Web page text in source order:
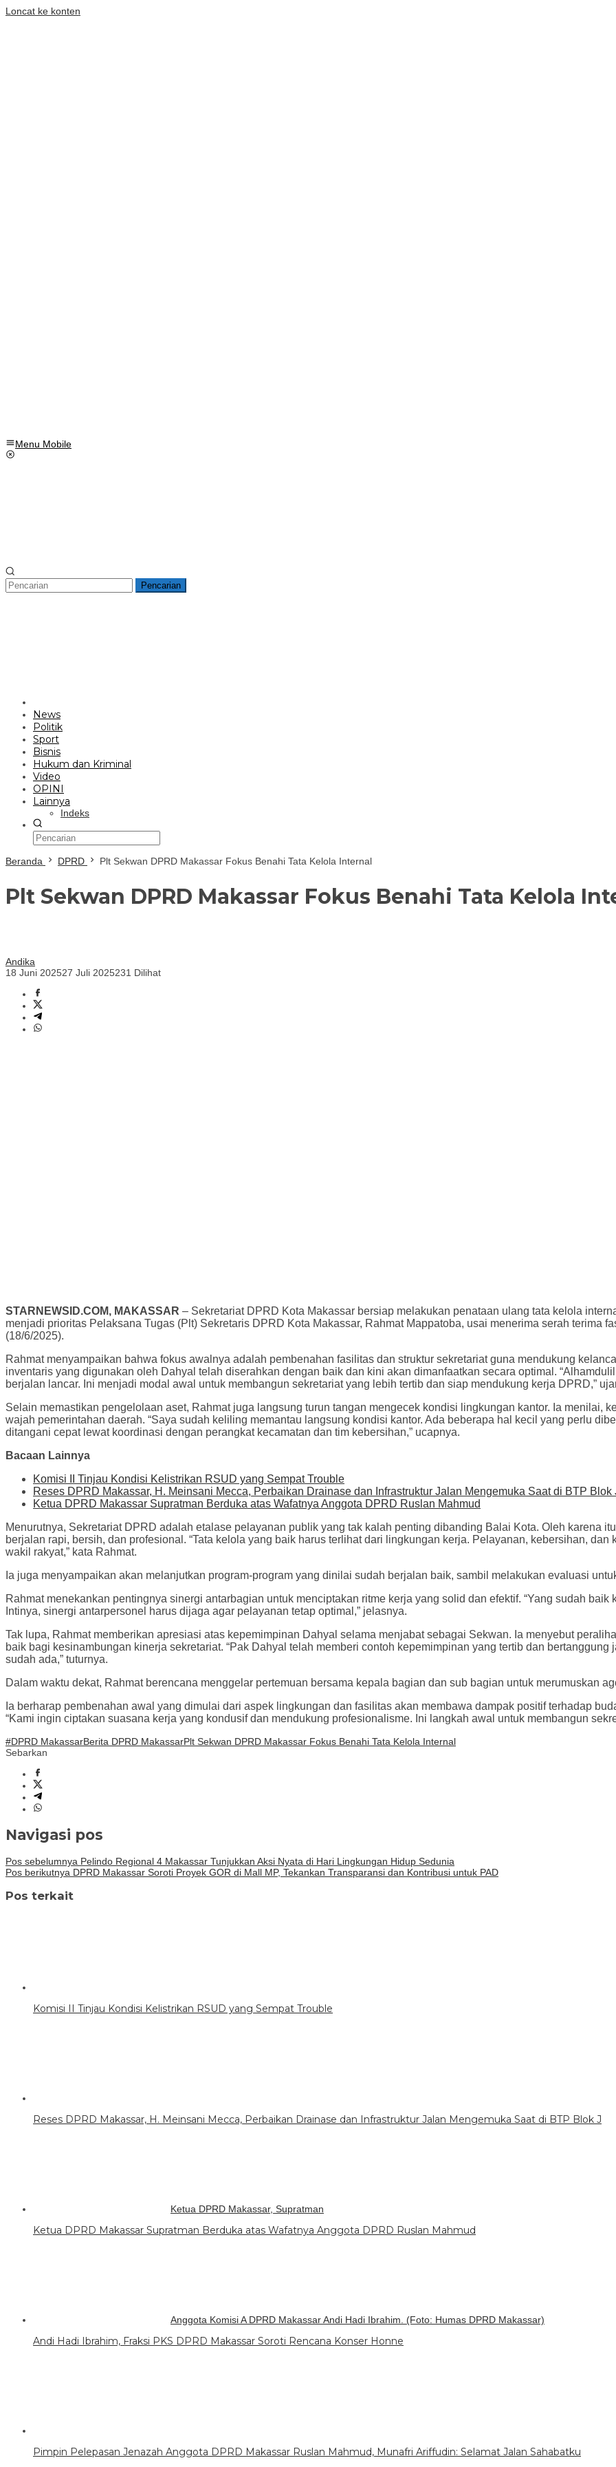
Loncat ke konten
Menu Mobile
Pencarian
News
Politik
Sport
Bisnis
Hukum dan Kriminal
Video
OPINI
Lainnya
Indeks
Beranda DPRD Plt Sekwan DPRD Makassar Fokus Benahi Tata Kelola Internal
Plt Sekwan DPRD Makassar Fokus Benahi Tata Kelola
Andika
18 Juni 202527 Juli 2025231 Dilihat
STARNEWSID.COM, MAKASSAR – Sekretariat DPRD Kota Makassar bersiap melakukan penataan ulang tata kelola
menjadi prioritas Pelaksana Tugas (Plt) Sekretaris DPRD Kota Makassar, Rahmat Mappatoba, usai menerima serah terima
(18/6/2025).
Rahmat menyampaikan bahwa fokus awalnya adalah pembenahan fasilitas dan struktur sekretariat guna mendukung
inventaris yang digunakan oleh Dahyal telah diserahkan dengan baik dan kini akan dimanfaatkan secara optimal.
berjalan lancar. Ini menjadi modal awal untuk membangun sekretariat yang lebih tertib dan siap mendukung kerja DPRD,”
Selain memastikan pengelolaan aset, Rahmat juga langsung turun tangan mengecek kondisi lingkungan kantor. Ia menilai,
wajah pemerintahan daerah. “Saya sudah keliling memantau langsung kondisi kantor. Ada beberapa hal kecil yang perlu
ditangani cepat lewat koordinasi dengan perangkat kecamatan dan tim kebersihan,” ucapnya.
Bacaan Lainnya
Komisi II Tinjau Kondisi Kelistrikan RSUD yang Sempat Trouble
Reses DPRD Makassar, H. Meinsani Mecca, Perbaikan Drainase dan Infrastruktur Jalan Mengemuka Saat di BTP Blok
Ketua DPRD Makassar Supratman Berduka atas Wafatnya Anggota DPRD Ruslan Mahmud
Menurutnya, Sekretariat DPRD adalah etalase pelayanan publik yang tak kalah penting dibanding Balai Kota. Oleh karena
berjalan rapi, bersih, dan profesional. “Tata kelola yang baik harus terlihat dari lingkungan kerja. Pelayanan, kebersihan,
wakil rakyat,” kata Rahmat.
Ia juga menyampaikan akan melanjutkan program-program yang dinilai sudah berjalan baik, sambil melakukan evaluasi
Rahmat menekankan pentingnya sinergi antarbagian untuk menciptakan ritme kerja yang solid dan efektif. “Yang sudah
Intinya, sinergi antarpersonel harus dijaga agar pelayanan tetap optimal,” jelasnya.
Tak lupa, Rahmat memberikan apresiasi atas kepemimpinan Dahyal selama menjabat sebagai Sekwan. Ia menyebut
baik bagi kesinambungan kinerja sekretariat. “Pak Dahyal telah memberi contoh kepemimpinan yang tertib dan
sudah ada,” tuturnya.
Dalam waktu dekat, Rahmat berencana menggelar pertemuan bersama kepala bagian dan sub bagian untuk merumuskan
Ia berharap pembenahan awal yang dimulai dari aspek lingkungan dan fasilitas akan membawa dampak positif terhadap
“Kami ingin ciptakan suasana kerja yang kondusif dan mendukung profesionalisme. Ini langkah awal untuk membangun
#DPRD MakassarBerita DPRD MakassarPlt Sekwan DPRD Makassar Fokus Benahi Tata Kelola Internal
Sebarkan
Navigasi pos
Pos sebelumnya Pelindo Regional 4 Makassar Tunjukkan Aksi Nyata di Hari Lingkungan Hidup Sedunia
Pos berikutnya DPRD Makassar Soroti Proyek GOR di Mall MP, Tekankan Transparansi dan Kontribusi untuk PAD
Pos terkait
Komisi II Tinjau Kondisi Kelistrikan RSUD yang Sempat Trouble
Reses DPRD Makassar, H. Meinsani Mecca, Perbaikan Drainase dan Infrastruktur Jalan Mengemuka Saat di BTP Blok J
Ketua DPRD Makassar, Supratman
Ketua DPRD Makassar Supratman Berduka atas Wafatnya Anggota DPRD Ruslan Mahmud
Anggota Komisi A DPRD Makassar Andi Hadi Ibrahim. (Foto: Humas DPRD Makassar)
Andi Hadi Ibrahim, Fraksi PKS DPRD Makassar Soroti Rencana Konser Honne
Pimpin Pelepasan Jenazah Anggota DPRD Makassar Ruslan Mahmud, Munafri Ariffudin: Selamat Jalan Sahabatku